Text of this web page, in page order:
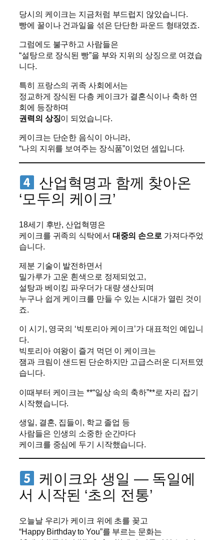
당시의 케이크는 지금처럼 부드럽지 않았습니다.
빵에 꿀이나 건과일을 섞은 단단한 파운드 형태였죠.
그럼에도 불구하고 사람들은
“설탕으로 장식된 빵”을 부와 지위의 상징으로 여겼습
니다.
특히 프랑스의 귀족 사회에서는
정교하게 장식된 다층 케이크가 결혼식이나 축하 연
회에 등장하며
권력의 상징이 되었습니다.
케이크는 단순한 음식이 아니라,
“나의 지위를 보여주는 장식품”이었던 셈입니다.
산업혁명과 함께 찾아온
‘모두의 케이크’
18세기 후반, 산업혁명은
케이크를 귀족의 식탁에서 대중의 손으로 가져다주었
습니다.
제분 기술이 발전하면서
밀가루가 고운 흰색으로 정제되었고,
설탕과 베이킹 파우더가 대량 생산되며
누구나 쉽게 케이크를 만들 수 있는 시대가 열린 것이
죠.
이 시기, 영국의 ‘빅토리아 케이크’가 대표적인 예입니
다.
빅토리아 여왕이 즐겨 먹던 이 케이크는
잼과 크림이 샌드된 단순하지만 고급스러운 디저트였
습니다.
이때부터 케이크는 **“일상 속의 축하”**로 자리 잡기
시작했습니다.
생일, 결혼, 집들이, 학교 졸업 등
사람들은 인생의 소중한 순간마다
케이크를 중심에 두기 시작했습니다.
케이크와 생일 — 독일에
서 시작된 ‘초의 전통’
오늘날 우리가 케이크 위에 초를 꽂고
“Happy Birthday to You”를 부르는 문화는